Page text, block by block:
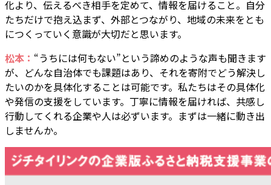
化より、伝えるべき相手を定めて、情報を届けること。自分
たちだけで抱え込まず、外部とつながり、地域の未来をとも
につくっていく意識が大切だと思います。
松本： “うちには何もない”という諦めのような声も聞きます
が、どんな自治体でも課題はあり、それを寄附でどう解決し
たいのかを具体化することは可能です。私たちはその具体化
や発信の支援をしています。丁寧に情報を届ければ、共感し
行動してくれる企業や人は必ずいます。まずは一緒に動き出
しませんか。